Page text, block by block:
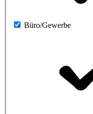
Büro/Gewerbe